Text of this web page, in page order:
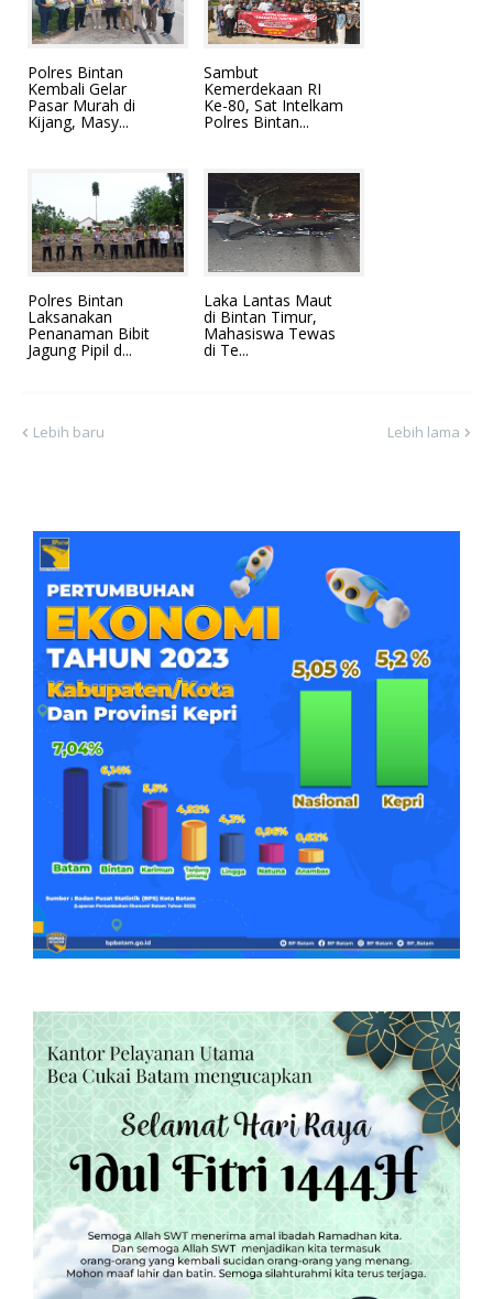
Polres Bintan
Kembali Gelar
Pasar Murah di
Kijang, Masy...
Sambut
Kemerdekaan RI
Ke-80, Sat Intelkam
Polres Bintan...
Polres Bintan
Laksanakan
Penanaman Bibit
Jagung Pipil d...
Laka Lantas Maut
di Bintan Timur,
Mahasiswa Tewas
di Te...
Lebih baru Lebih lama